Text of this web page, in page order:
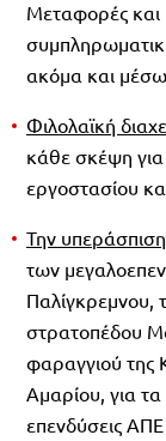
Μεταφορές και
ακόμα και μέσω
Φιλολαϊκή
κάθε σκέψη για
εργοστασίου
Την
των
στρατοπέδου
φαραγγιού της
Αμαρίου, για
επενδύσεις